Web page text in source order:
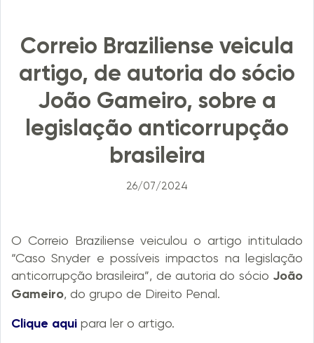
Correio Braziliense veicula
artigo, de autoria do sócio
João Gameiro, sobre a
legislação anticorrupção
brasileira
26/07/2024
O Correio Braziliense veiculou o artigo intitulado
“Caso Snyder e possíveis impactos na legislação
anticorrupção brasileira”, de autoria do sócio João
Gameiro, do grupo de Direito Penal.
Clique aqui para ler o artigo.